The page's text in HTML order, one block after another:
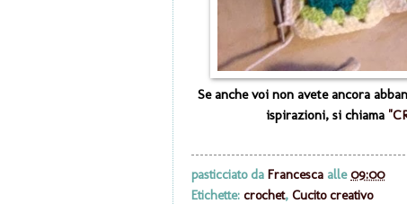
Se anche voi non avete ancora
ispirazioni, si chiama
pasticciato da Francesca alle09:00
Etichette: crochet, Cucito creativo